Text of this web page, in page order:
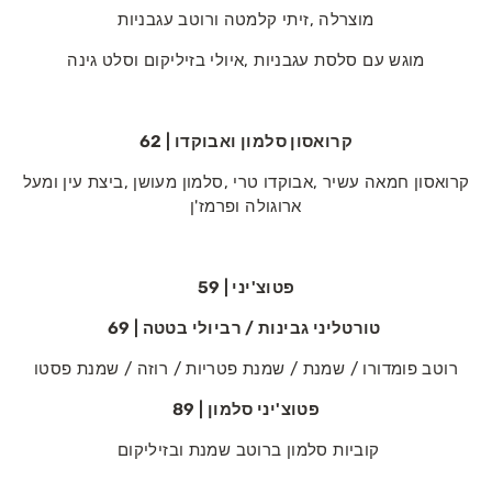
מוצרלה‭, ‬זיתי‭ ‬קלמטה‭ ‬ורוטב‭ ‬עגבניות
מוגש‭ ‬עם‭ ‬סלסת‭ ‬עגבניות‭, ‬איולי‭ ‬בזיליקום‭ ‬וסלט‭ ‬גינה
קרואסון‭ ‬סלמון‭ ‬ואבוקדו | 62
‬ארוגולה‭ ‬ופרמז'ן
פטוצ'יני | 59
רוטב‭ ‬פומדורו‭ / ‬שמנת‭ / ‬שמנת‭ ‬פטריות‭ / ‬רוזה‭ / ‬שמנת‭ ‬פסטו
פטוצ'יני סלמון | 89
קוביות‭ ‬סלמון‭ ‬ברוטב‭ ‬שמנת‭ ‬ובזיליקום‭ ‬